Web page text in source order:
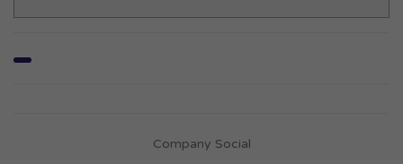
Company Social